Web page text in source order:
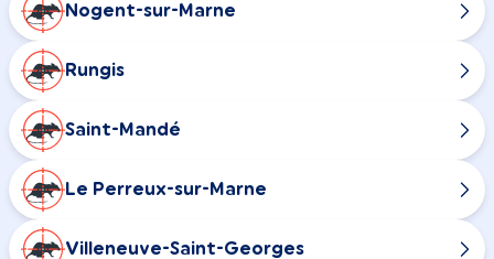
Nogent-sur-Marne
Rungis
Saint-Mandé
Le Perreux-sur-Marne
Villeneuve-Saint-Georges